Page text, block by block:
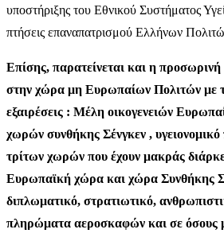
υποστήριξης του Εθνικού Συστήματος
πτήσεις επαναπατρισμού Ελλήνων
Επίσης, παρατείνεται και η
στην χώρα μη Ευρωπαίων Πολιτών με
εξαιρέσεις : Μέλη οικογενειών
χωρών συνθήκης Σένγκεν ,
τρίτων χωρών που έχουν μακράς
Ευρωπαϊκή χώρα και χώρα Συνθήκης
διπλωματικό, στρατιωτικό,
πληρώματα αεροσκαφών και σε όσους